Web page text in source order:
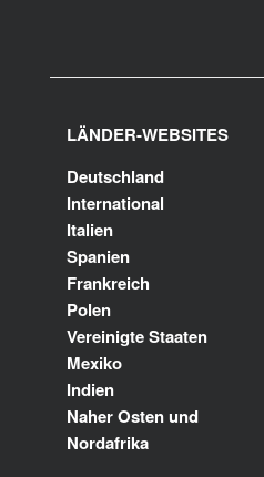
LÄNDER-WEBSITES
Deutschland
International
Italien
Spanien
Frankreich
Polen
Vereinigte Staaten
Mexiko
Indien
Naher Osten und
Nordafrika